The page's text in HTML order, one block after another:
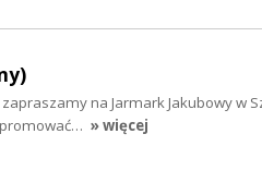
na Jarmark Jakubowy w
» więcej